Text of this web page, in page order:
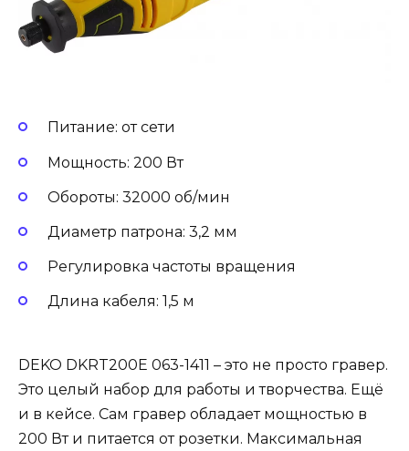
Питание: от сети
Мощность: 200 Вт
Обороты: 32000 об/мин
Диаметр патрона: 3,2 мм
Регулировка частоты вращения
Длина кабеля: 1,5 м
DEKO DKRT200E 063-1411 – это не просто гравер.
Это целый набор для работы и творчества. Ещё
и в кейсе. Сам гравер обладает мощностью в
200 Вт и питается от розетки. Максимальная